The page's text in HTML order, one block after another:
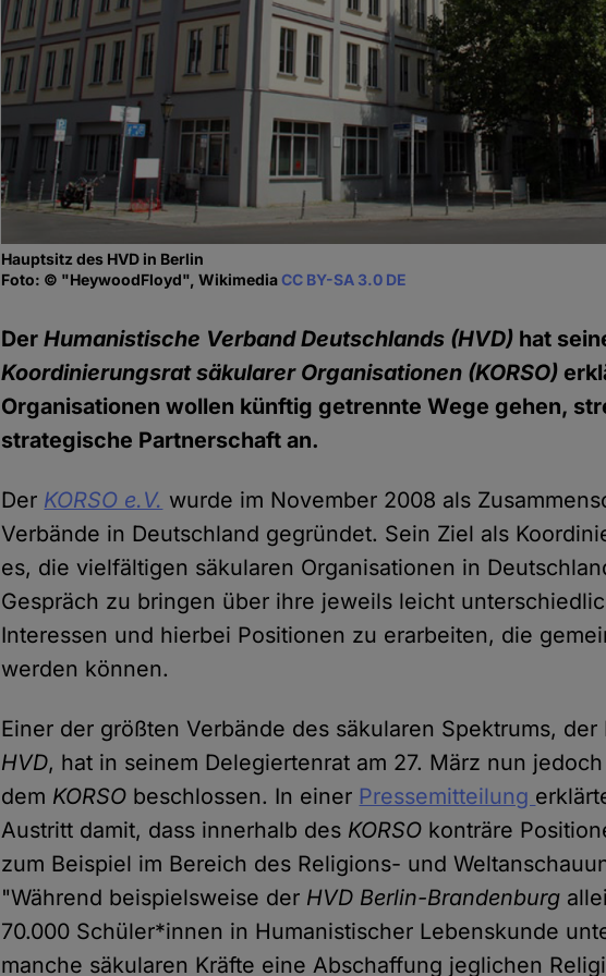
Hauptsitz des HVD in Berlin
Foto: © "HeywoodFloyd", WikimediaCC BY-SA 3.0 DE
DerHumanistische Verband Deutschlands (HVD) hat
Koordinierungsrat säkularer Organisationen (KORSO)
Organisationen wollen künftig getrennte Wege gehen,
strategische Partnerschaft an.
Der KORSO e.V. wurde im November 2008 als
Verbände in Deutschland gegründet. Sein Ziel als
es, die vielfältigen säkularen Organisationen in
Gespräch zu bringen über ihre jeweils leicht
Interessen und hierbei Positionen zu erarbeiten, die
werden können.
Einer der größten Verbände des säkularen Spektrums,
HVD, hat in seinem Delegiertenrat am 27. März nun
dem KORSO beschlossen. In einer Pressemitteilung
Austritt damit, dass innerhalb des KORSO konträre
zum Beispiel im Bereich des Religions- und
"Während beispielsweise der HVD Berlin-Brandenburg
70.000 Schüler*innen in Humanistischer Lebenskunde
manche säkularen Kräfte eine Abschaffung jeglichen